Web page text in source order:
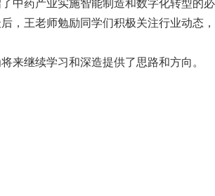
中药产业实施智能制造和数字化转型的
，王老师勉励同学们积极关注行业动态
来继续学习和深造提供了思路和方向。